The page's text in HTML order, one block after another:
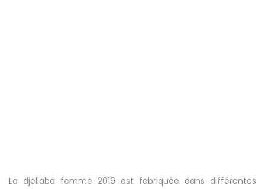
La djellaba femme 2019 est fabriquée dans différentes